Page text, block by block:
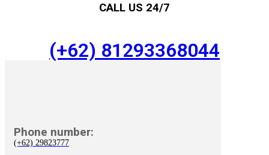
CALL US 24/7
(+62) 81293368044
Phone number:
(+62) 29823777